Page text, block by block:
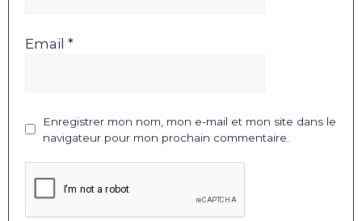
Email *
Enregistrer mon nom, mon e-mail et mon site dans le
navigateur pour mon prochain commentaire.